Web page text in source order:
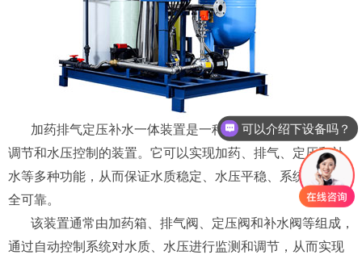
加药排气定压补水一体装置是一种用于给水系统中的水质
调节和水压控制的装置。它可以实现加药、排气、定压和补
水等多种功能，从而保证水质稳定、水压平稳、系统运行安
全可靠。
该装置通常由加药箱、排气阀、定压阀和补水阀等组成，
通过自动控制系统对水质、水压进行监测和调节，从而实现
可以介绍下设备吗？